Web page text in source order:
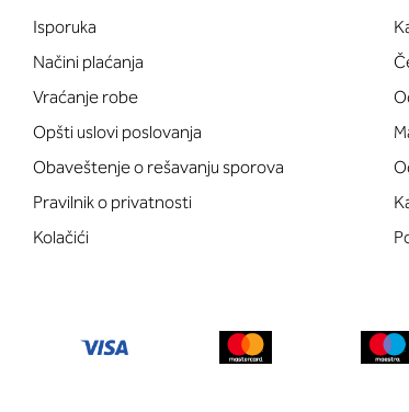
Isporuka
Načini plaćanja
Vraćanje robe
Opšti uslovi poslovanja
Obaveštenje o rešavanju sporova
Pravilnik o privatnosti
Kolačići